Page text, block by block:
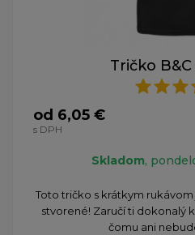
Tričko
od 6,05 €
s DPH
Skladom,
​Toto tričko s krátkym
stvorené! Zaručí ti dokonalý
čomu ani